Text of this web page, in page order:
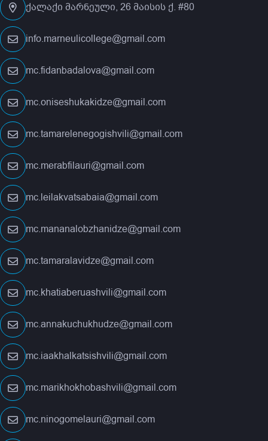
ქალაქი მარნეული, 26 მაისის ქ. #80
info.marneulicollege@gmail.com
mc.fidanbadalova@gmail.com
mc.oniseshukakidze@gmail.com
mc.tamarelenegogishvili@gmail.com
mc.merabfilauri@gmail.com
mc.leilakvatsabaia@gmail.com
mc.mananalobzhanidze@gmail.com
mc.tamaralavidze@gmail.com
mc.khatiaberuashvili@gmail.com
mc.annakuchukhudze@gmail.com
mc.iaakhalkatsishvili@gmail.com
mc.marikhokhobashvili@gmail.com
mc.ninogomelauri@gmail.com